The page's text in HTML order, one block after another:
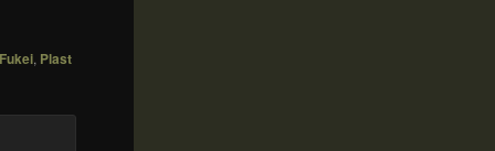
Fukei, Plast